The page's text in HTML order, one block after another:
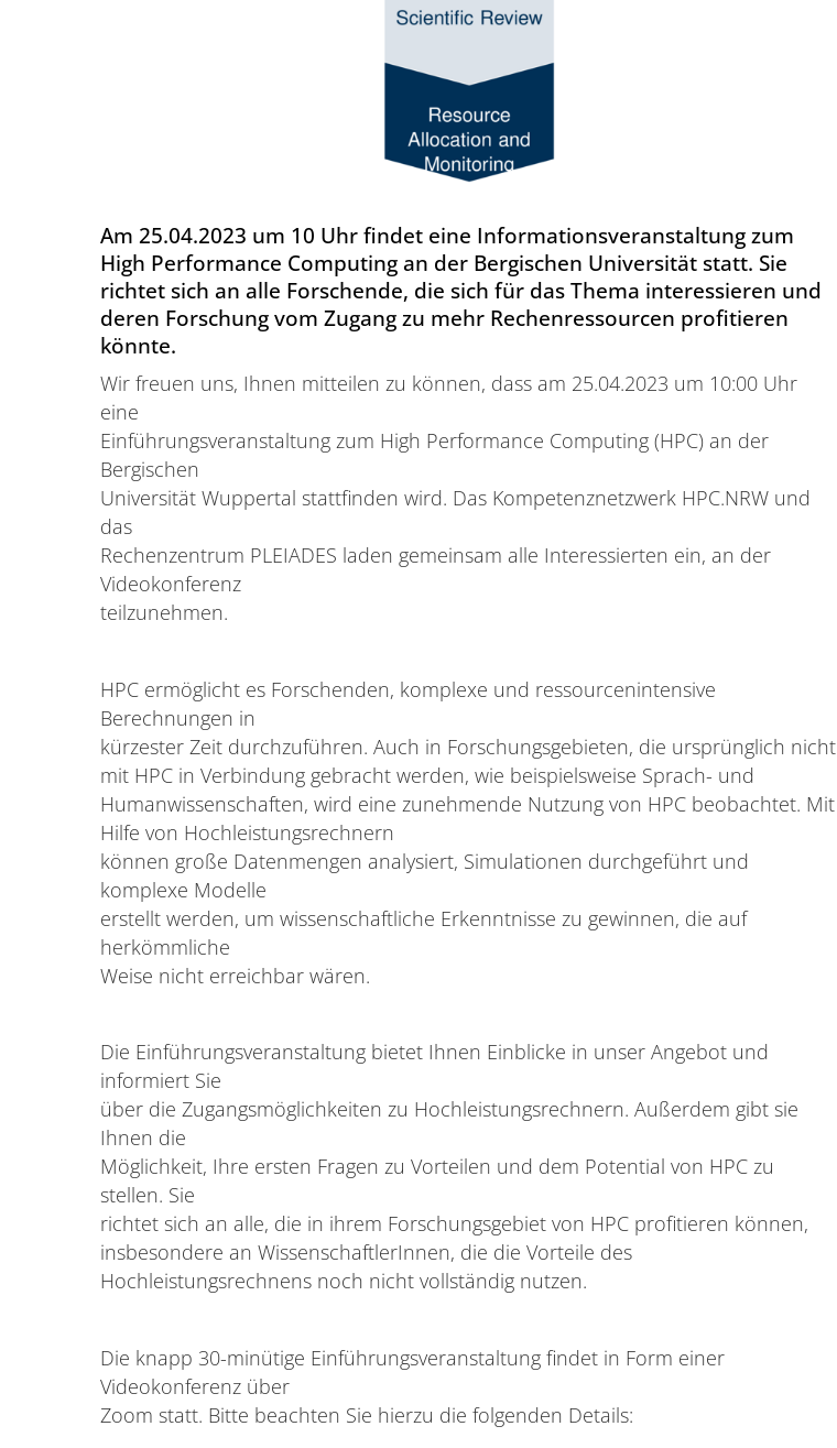
Am 25.04.2023 um 10 Uhr findet eine Informationsveranstaltung zum
High Performance Computing an der Bergischen Universität statt. Sie
richtet sich an alle Forschende, die sich für das Thema interessieren und
deren Forschung vom Zugang zu mehr Rechenressourcen profitieren
könnte.
Wir freuen uns, Ihnen mitteilen zu können, dass am 25.04.2023 um 10:00 Uhr
eine
Einführungsveranstaltung zum High Performance Computing (HPC) an der
Bergischen
Universität Wuppertal stattfinden wird. Das Kompetenznetzwerk HPC.NRW und
das
Rechenzentrum PLEIADES laden gemeinsam alle Interessierten ein, an der
Videokonferenz
teilzunehmen.
HPC ermöglicht es Forschenden, komplexe und ressourcenintensive
Berechnungen in
kürzester Zeit durchzuführen. Auch in Forschungsgebieten, die ursprünglich nicht
mit HPC in Verbindung gebracht werden, wie beispielsweise Sprach- und
Humanwissenschaften, wird eine zunehmende Nutzung von HPC beobachtet. Mit
Hilfe von Hochleistungsrechnern
können große Datenmengen analysiert, Simulationen durchgeführt und
komplexe Modelle
erstellt werden, um wissenschaftliche Erkenntnisse zu gewinnen, die auf
herkömmliche
Weise nicht erreichbar wären.
Die Einführungsveranstaltung bietet Ihnen Einblicke in unser Angebot und
informiert Sie
über die Zugangsmöglichkeiten zu Hochleistungsrechnern. Außerdem gibt sie
Ihnen die
Möglichkeit, Ihre ersten Fragen zu Vorteilen und dem Potential von HPC zu
stellen. Sie
richtet sich an alle, die in ihrem Forschungsgebiet von HPC profitieren können,
insbesondere an WissenschaftlerInnen, die die Vorteile des
Hochleistungsrechnens noch nicht vollständig nutzen.
Die knapp 30-minütige Einführungsveranstaltung findet in Form einer
Videokonferenz über
Zoom statt. Bitte beachten Sie hierzu die folgenden Details: